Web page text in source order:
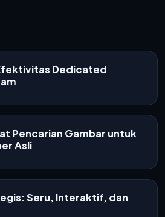
Dedicated
Pencarian Gambar untuk
Asli
Seru, Interaktif, dan